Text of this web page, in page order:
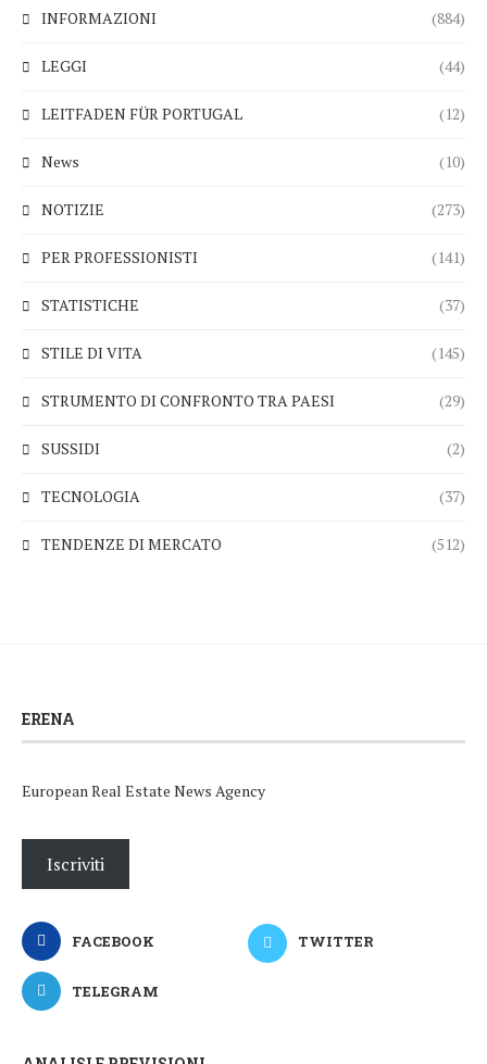
INFORMAZIONI (884)
LEGGI (44)
LEITFADEN FÜR PORTUGAL (12)
News (10)
NOTIZIE (273)
PER PROFESSIONISTI (141)
STATISTICHE (37)
STILE DI VITA (145)
STRUMENTO DI CONFRONTO TRA PAESI (29)
SUSSIDI (2)
TECNOLOGIA (37)
TENDENZE DI MERCATO (512)
ERENA
European Real Estate News Agency
Iscriviti
FACEBOOK TWITTER
TELEGRAM